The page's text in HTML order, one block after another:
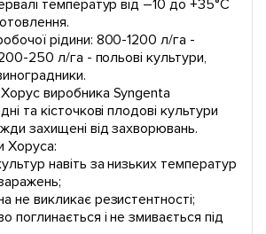
температур від –10 до +35°С
рідини: 800-1200 л/га -
250 л/га - польові культури,
виробника Syngenta
та кісточкові плодові культури
захищені від захворювань.
Хоруса:
навіть за низьких температур
не викликає резистентності;
поглинається і не змивається під